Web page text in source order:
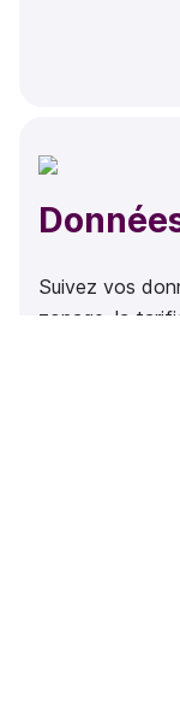
Suivez vos
zonage, la